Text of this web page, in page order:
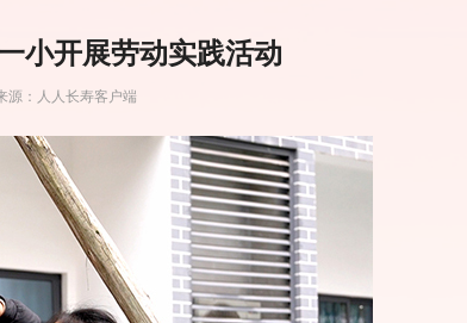
小开展劳动实践活动
源： 人人长寿客户端